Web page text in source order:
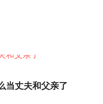
当丈夫和父亲了